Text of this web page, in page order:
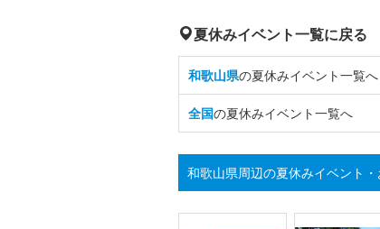
夏休みイベント一覧に戻る
和歌山県の夏休みイベント一覧へ
全国の夏休みイベント一覧へ
和歌山県周辺の夏休みイベント